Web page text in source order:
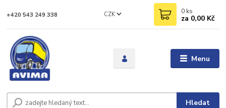
Menu
CZK
Hledat
+420 543 249 338 0 ks
za 0,00 Kč